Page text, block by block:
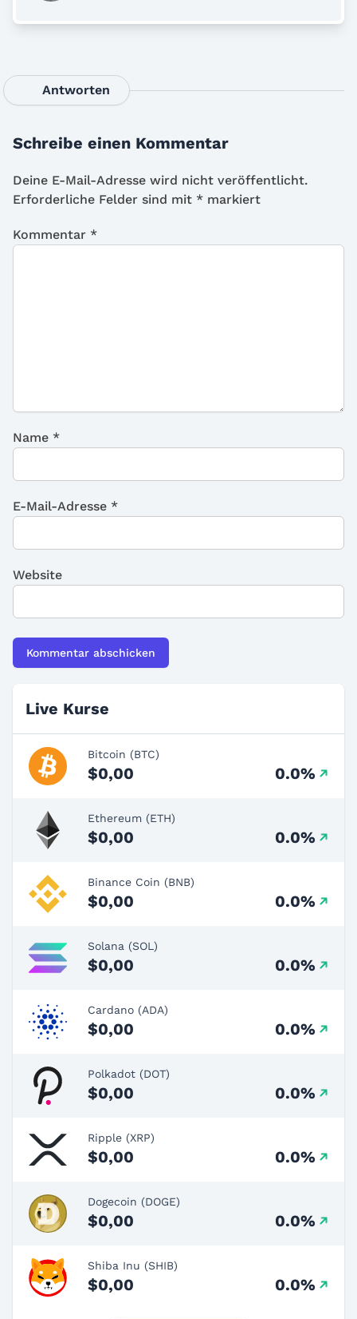
Antworten
Schreibe einen Kommentar
Deine E-Mail-Adresse wird nicht veröffentlicht.
Erforderliche Felder sind mit * markiert
Kommentar *
Name *
E-Mail-Adresse *
Website
Live Kurse
Bitcoin (BTC)
$0,00 0.0%
Ethereum (ETH)
$0,00 0.0%
Binance Coin (BNB)
$0,00 0.0%
Solana (SOL)
$0,00 0.0%
Cardano (ADA)
$0,00 0.0%
Polkadot (DOT)
$0,00 0.0%
Ripple (XRP)
$0,00 0.0%
Dogecoin (DOGE)
$0,00 0.0%
Shiba Inu (SHIB)
$0,00 0.0%